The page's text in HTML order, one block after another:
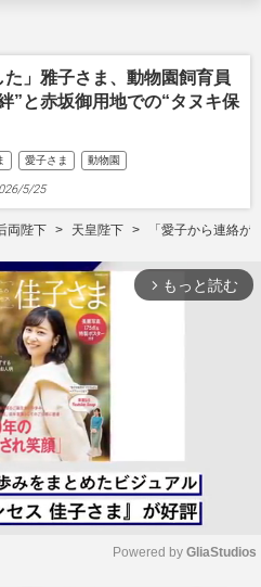
た」雅子さま、動物園飼育員
”と赤坂御用地での“タヌキ保
愛子さま 動物園
5/25
両陛下 天皇陛下 「愛子から連絡
arrow_forward_ios もっと読む
Powered by GliaStudios